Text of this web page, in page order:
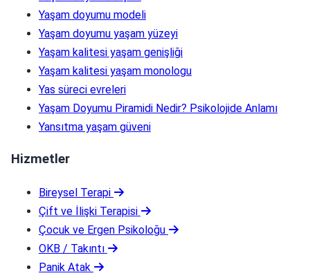
Yaşam doyumu modeli
Yaşam doyumu yaşam yüzeyi
Yaşam kalitesi yaşam genişliği
Yaşam kalitesi yaşam monologu
Yas süreci evreleri
Yaşam Doyumu Piramidi Nedir? Psikolojide Anlamı
Yansıtma yaşam güveni
Hizmetler
Bireysel Terapi
Çift ve İlişki Terapisi
Çocuk ve Ergen Psikoloğu
OKB / Takıntı
Panik Atak